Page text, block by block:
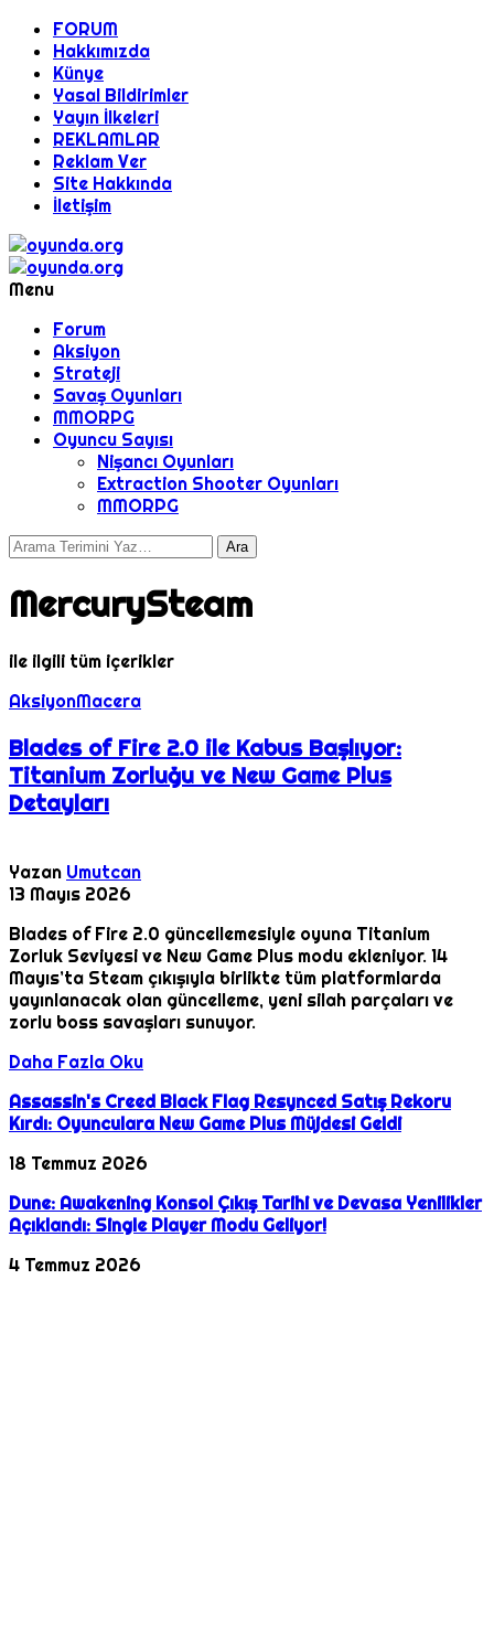
FORUM
Hakkımızda
Künye
Yasal Bildirimler
Yayın İlkeleri
REKLAMLAR
Reklam Ver
Site Hakkında
İletişim
Menu
Forum
Aksiyon
Strateji
Savaş Oyunları
MMORPG
Oyuncu Sayısı
Nişancı Oyunları
Extraction Shooter Oyunları
MMORPG
MercurySteam
ile ilgili tüm içerikler
AksiyonMacera
Blades of Fire 2.0 ile Kabus Başlıyor:
Titanium Zorluğu ve New Game Plus
Detayları
Yazan Umutcan
13 Mayıs 2026
Blades of Fire 2.0 güncellemesiyle oyuna Titanium
Zorluk Seviyesi ve New Game Plus modu ekleniyor. 14
Mayıs’ta Steam çıkışıyla birlikte tüm platformlarda
yayınlanacak olan güncelleme, yeni silah parçaları ve
zorlu boss savaşları sunuyor.
Daha Fazla Oku
Assassin's Creed Black Flag Resynced Satış Rekoru
Kırdı: Oyunculara New Game Plus Müjdesi Geldi
18 Temmuz 2026
Dune: Awakening Konsol Çıkış Tarihi ve Devasa Yenilikler
Açıklandı: Single Player Modu Geliyor!
4 Temmuz 2026